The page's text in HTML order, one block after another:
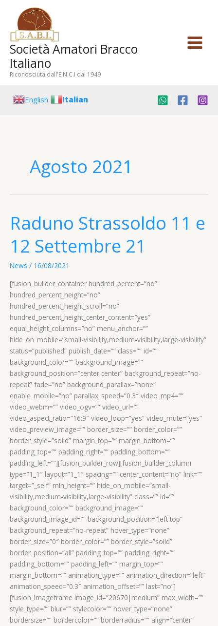
contenuto
Società Amatori Bracco
Italiano
Riconosciuta dall'E.N.C.I dal 1949
English Italian
Agosto 2021
Raduno Strassoldo 11 e
12 Settembre 21
News / 16/08/2021
[fusion_builder_container hundred_percent=”no”
hundred_percent_height=”no”
hundred_percent_height_scroll=”no”
hundred_percent_height_center_content=”yes”
equal_height_columns=”no” menu_anchor=””
hide_on_mobile=”small-visibility,medium-visibility,large-visibility”
status=”published” publish_date=”” class=”” id=””
background_color=”” background_image=””
background_position=”center center” background_repeat=”no-
repeat” fade=”no” background_parallax=”none”
enable_mobile=”no” parallax_speed=”0.3″ video_mp4=””
video_webm=”” video_ogv=”” video_url=””
video_aspect_ratio=”16:9″ video_loop=”yes” video_mute=”yes”
video_preview_image=”” border_size=”” border_color=””
border_style=”solid” margin_top=”” margin_bottom=””
padding_top=”” padding_right=”” padding_bottom=””
padding_left=””][fusion_builder_row][fusion_builder_column
type=”1_1″ layout=”1_1″ spacing=”” center_content=”no” link=””
target=”_self” min_height=”” hide_on_mobile=”small-
visibility,medium-visibility,large-visibility” class=”” id=””
background_color=”” background_image=””
background_image_id=”” background_position=”left top”
background_repeat=”no-repeat” hover_type=”none”
border_size=”0″ border_color=”” border_style=”solid”
border_position=”all” padding_top=”” padding_right=””
padding_bottom=”” padding_left=”” margin_top=””
margin_bottom=”” animation_type=”” animation_direction=”left”
animation_speed=”0.3″ animation_offset=”” last=”no”]
[fusion_imageframe image_id=”20670|medium” max_width=””
style_type=”” blur=”” stylecolor=”” hover_type=”none”
bordersize=”” bordercolor=”” borderradius=”” align=”center”